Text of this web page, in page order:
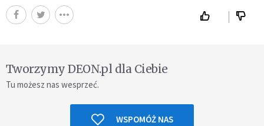
Tworzymy DEON.pl dla Ciebie
Tu możesz nas wesprzeć.
WSPOMÓŻ NAS